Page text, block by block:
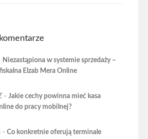
Niezastąpiona w systemie sprzedaży –
Elzab Mera Online
- Jakie cechy powinna mieć kasa
do pracy mobilnej?
- Co konkretnie oferują terminale